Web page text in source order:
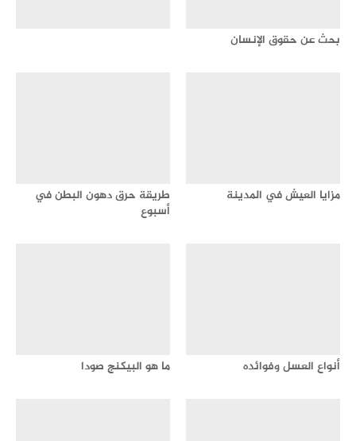
بحث عن حقوق الإنسان
مزايا العيش في المدينة
طريقة حرق دهون البطن في
أسبوع
أنواع العسل وفوائده ما هو البيكنج صودا